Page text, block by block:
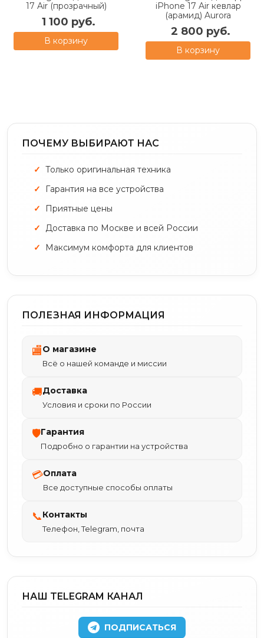
17 Air (прозрачный)
1 100 руб.
В корзину
iPhone 17 Air кевлар
(арамид) Aurora
2 800 руб.
В корзину
ПОЧЕМУ ВЫБИРАЮТ НАС
Только оригинальная техника
Гарантия на все устройства
Приятные цены
Доставка по Москве и всей России
Максимум комфорта для клиентов
ПОЛЕЗНАЯ ИНФОРМАЦИЯ
🏬О магазине
Всё о нашей команде и миссии
🚚Доставка
Условия и сроки по России
🛡Гарантия
Подробно о гарантии на устройства
💳Оплата
Все доступные способы оплаты
📞Контакты
Телефон, Telegram, почта
НАШ TELEGRAM КАНАЛ
ПОДПИСАТЬСЯ